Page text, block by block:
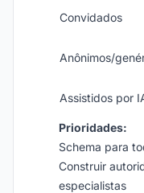
Convidados
Anônimos/
Assistidos por
Prioridades:
Schema para
Construir
especialistas